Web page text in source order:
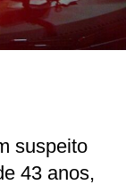
suspeito
43 anos,